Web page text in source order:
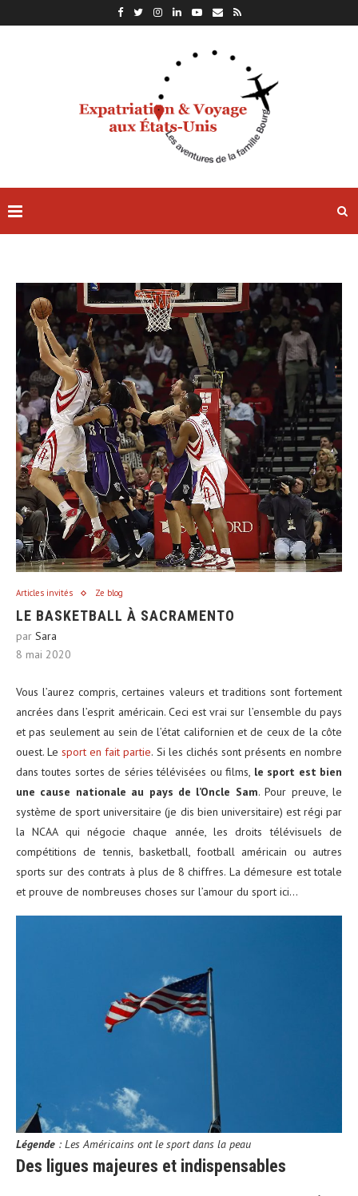
Articles invités Ze blog
LE BASKETBALL À SACRAMENTO
par Sara
8 mai 2020
Vous l’aurez compris, certaines valeurs et traditions sont fortement
ancrées dans l’esprit américain. Ceci est vrai sur l’ensemble du pays
et pas seulement au sein de l’état californien et de ceux de la côte
ouest. Lesport en fait partie. Si les clichés sont présents en nombre
dans toutes sortes de séries télévisées ou films, le sport est bien
une cause nationale au pays de l’Oncle Sam. Pour preuve, le
système de sport universitaire (je dis bien universitaire) est régi par
la NCAA qui négocie chaque année, les droits télévisuels de
compétitions de tennis, basketball, football américain ou autres
sports sur des contrats à plus de 8 chiffres. La démesure est totale
et prouve de nombreuses choses sur l’amour du sport ici…
Légende : Les Américains ont le sport dans la peau
Des ligues majeures et indispensables